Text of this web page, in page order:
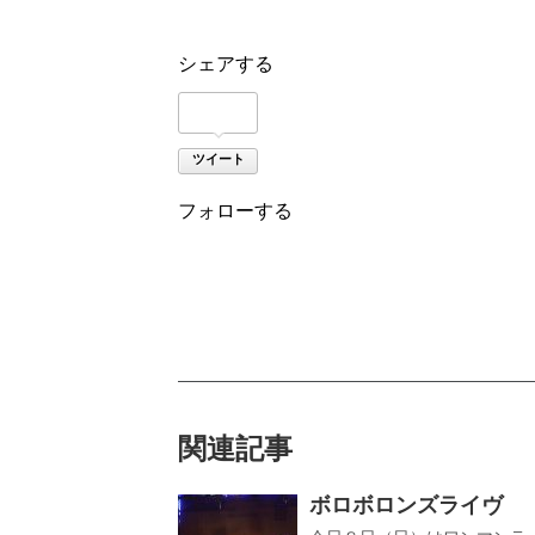
シェアする
ツイート
フォローする
関連記事
ボロボロンズライ